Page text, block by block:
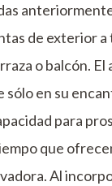
de exterior
o balcón.
sólo en su
para
que
Al